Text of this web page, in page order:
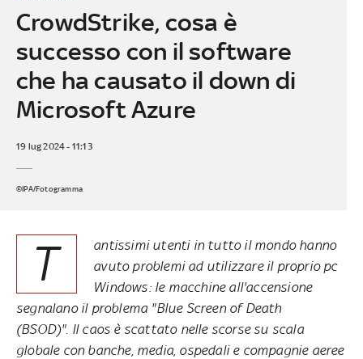
CrowdStrike, cosa è
successo con il software
che ha causato il down di
Microsoft Azure
19 lug 2024 - 11:13
©IPA/Fotogramma
T
antissimi utenti in tutto il mondo hanno
avuto problemi ad utilizzare il proprio pc
Windows: le macchine all'accensione
segnalano il problema "Blue Screen of Death
(BSOD)". Il caos è scattato nelle scorse su scala
globale con banche, media, ospedali e compagnie aeree